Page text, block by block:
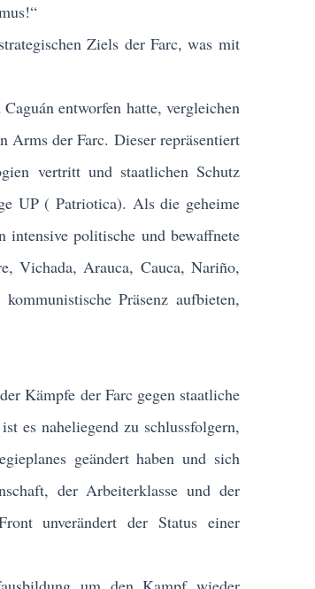
Ziels der Farc, was mit
entworfen hatte, vergleichen
Arms der Farc. Dieser repräsentiert
vertritt und staatlichen Schutz
UP ( Patriotica). Als die geheime
intensive politische und bewaffnete
Vichada, Arauca, Cauca, Nariño,
Präsenz aufbieten,
Kämpfe der Farc gegen staatliche
es naheliegend zu schlussfolgern,
geändert haben und sich
der Arbeiterklasse und der
unverändert der Status einer